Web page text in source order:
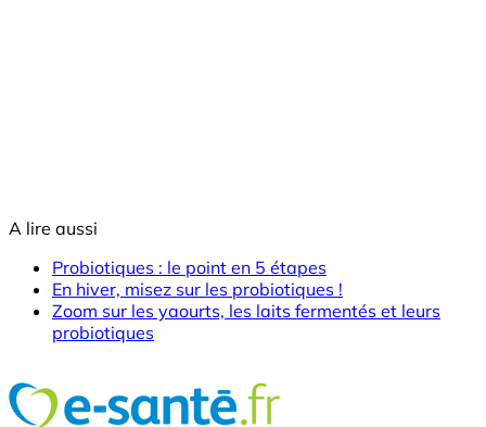
A lire aussi
Probiotiques : le point en 5 étapes
En hiver, misez sur les probiotiques !
Zoom sur les yaourts, les laits fermentés et leurs
probiotiques